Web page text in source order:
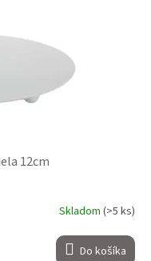
12cm
Skladom (>5 ks)
Do košíka